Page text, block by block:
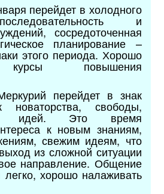
перейдет в холодного
и
сосредоточенная
планирование –
этого периода. Хорошо
курсы повышения
перейдет в знак
новаторства, свободы,
идей. Это время
к новым знаниям,
свежим идеям, что
из сложной ситуации
направление. Общение
легко, хорошо налаживать